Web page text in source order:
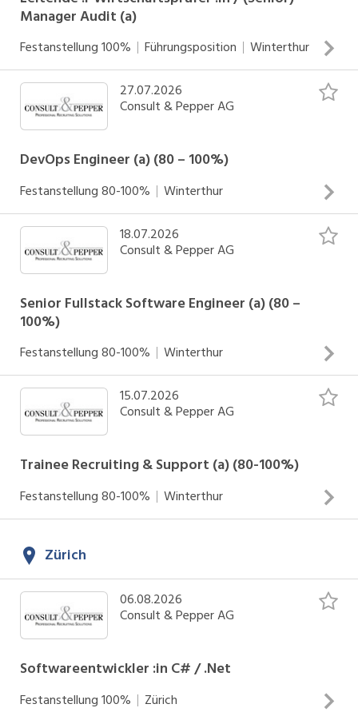
Manager Audit (a)
Festanstellung100% Führungsposition Winterthur
INSERAT ANSEHEN27.07.2026
Consult & Pepper AG
DevOps Engineer (a) (80 – 100%)
Festanstellung80-100% Winterthur
INSERAT ANSEHEN18.07.2026
Consult & Pepper AG
Senior Fullstack Software Engineer (a) (80 –
100%)
Festanstellung80-100% Winterthur
INSERAT ANSEHEN15.07.2026
Consult & Pepper AG
Trainee Recruiting & Support (a) (80-100%)
Festanstellung80-100% Winterthur
INSERAT ANSEHEN
Zürich
06.08.2026
Consult & Pepper AG
Softwareentwickler :in C# / .Net
Festanstellung100% Zürich